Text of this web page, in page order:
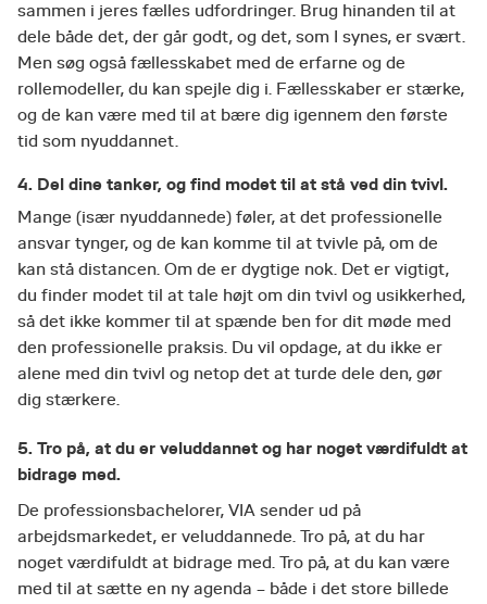
sammen i jeres fælles udfordringer. Brug hinanden til at
dele både det, der går godt, og det, som I synes, er svært.
Men søg også fællesskabet med de erfarne og de
rollemodeller, du kan spejle dig i. Fællesskaber er stærke,
og de kan være med til at bære dig igennem den første
tid som nyuddannet.
4. Del dine tanker, og find modet til at stå ved din tvivl.
Mange (især nyuddannede) føler, at det professionelle
ansvar tynger, og de kan komme til at tvivle på, om de
kan stå distancen. Om de er dygtige nok. Det er vigtigt,
du finder modet til at tale højt om din tvivl og usikkerhed,
så det ikke kommer til at spænde ben for dit møde med
den professionelle praksis. Du vil opdage, at du ikke er
alene med din tvivl og netop det at turde dele den, gør
dig stærkere.
5. Tro på, at du er veluddannet og har noget værdifuldt at
bidrage med.
De professionsbachelorer, VIA sender ud på
arbejdsmarkedet, er veluddannede. Tro på, at du har
noget værdifuldt at bidrage med. Tro på, at du kan være
med til at sætte en ny agenda – både i det store billede